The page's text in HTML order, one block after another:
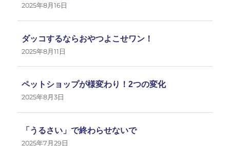
2025年8月16日
ダッコするならおやつよこせワン！
2025年8月11日
ペットショップが様変わり！2つの変化
2025年8月3日
「うるさい」で終わらせないで
2025年7月29日